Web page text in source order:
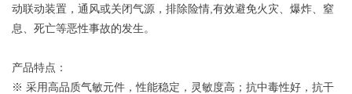
动联动装置，通风或关闭气源，排除险情,有效避免火灾、爆炸、窒
息、死亡等恶性事故的发生。
产品特点：
※ 采用高品质气敏元件，性能稳定，灵敏度高；抗中毒性好，抗干